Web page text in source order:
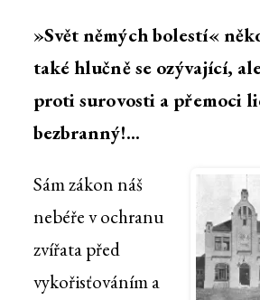
»Svět němých bolestí«
také hlučně se ozývající,
proti surovosti a přemoci
bezbranný!...
Sám zákon náš
nebéře v ochranu
zvířata před
vykořisťováním a